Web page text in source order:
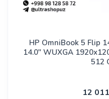
HP OmniBook 5 Flip
14.0" WUXGA
512
12